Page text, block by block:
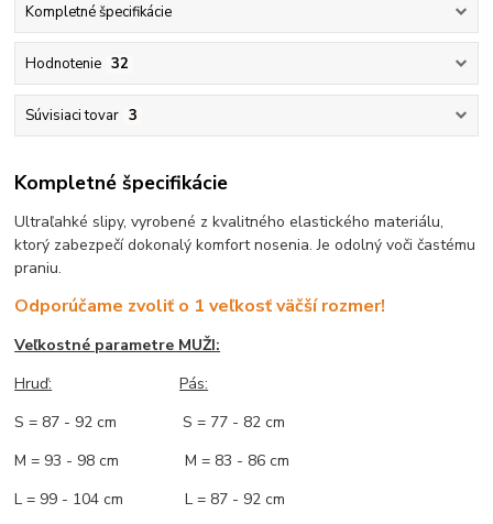
Kompletné špecifikácie
Hodnotenie 32
Súvisiaci tovar 3
Kompletné špecifikácie
Ultraľahké slipy, vyrobené z kvalitného elastického materiálu,
ktorý zabezpečí dokonalý komfort nosenia. Je odolný voči častému
praniu.
Odporúčame zvoliť o 1 veľkosť väčší rozmer!
Veľkostné parametre MUŽI:
Hruď:
Pás:
S = 87 - 92 cm S = 77 - 82 cm
M = 93 - 98 cm M = 83 - 86 cm
L = 99 - 104 cm L = 87 - 92 cm